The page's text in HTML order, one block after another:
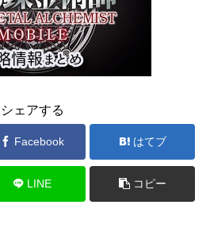
シェアする
Facebook はてブ
LINE コピー